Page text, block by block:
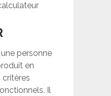
personne
en
critères
Il